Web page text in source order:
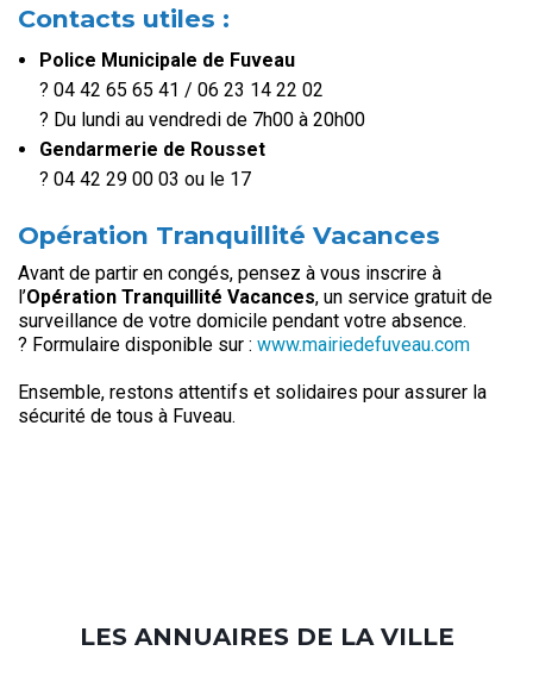
Contacts utiles :
Police Municipale de Fuveau
? 04 42 65 65 41 / 06 23 14 22 02
? Du lundi au vendredi de 7h00 à 20h00
Gendarmerie de Rousset
? 04 42 29 00 03 ou le 17
Opération Tranquillité Vacances
Avant de partir en congés, pensez à vous inscrire à
l’Opération Tranquillité Vacances, un service gratuit de
surveillance de votre domicile pendant votre absence.
? Formulaire disponible sur : www.mairiedefuveau.com
Ensemble, restons attentifs et solidaires pour assurer la
sécurité de tous à Fuveau.
LES ANNUAIRES DE LA VILLE